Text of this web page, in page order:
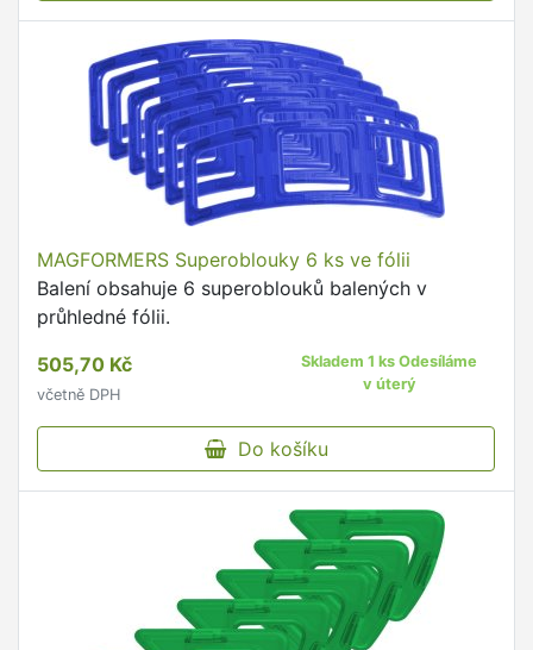
MAGFORMERS Superoblouky 6 ks ve fólii
Balení obsahuje 6 superoblouků balených v
průhledné fólii.
505,70 Kč
včetně DPH
Skladem 1 ks Odesíláme
v úterý
Do košíku